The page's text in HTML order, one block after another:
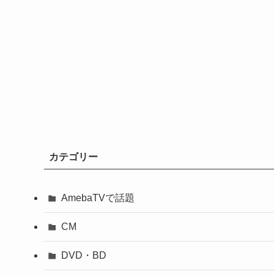
カテゴリー
AmebaTVで話題
CM
DVD・BD